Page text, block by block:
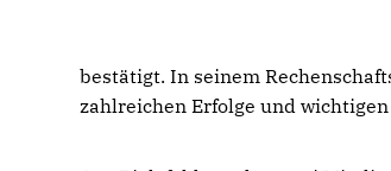
bestätigt. In seinem
zahlreichen Erfolge und